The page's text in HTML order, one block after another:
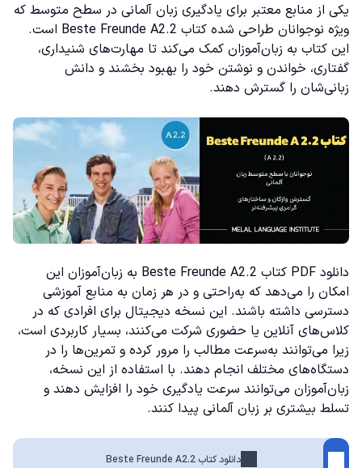
یکی از منابع معتبر برای یادگیری زبان آلمانی در سطح متوسط که
ویژه نوجوانان طراحی شده کتاب Beste Freunde A2.2 است.
این کتاب به زبان‌آموزان کمک می‌کند تا مهارت‌های شنیداری،
گفتاری، خواندن و نوشتن خود را بهبود بخشند و دانش
زبانی‌شان را گسترش دهند.
دانلود PDF کتاب Beste Freunde A2.2 به زبان‌آموزان این
امکان را می‌دهد که به‌راحتی و در هر زمان به منابع آموزشی
دسترسی داشته باشند. این نسخه دیجیتال برای افرادی که در
کلاس‌های آنلاین یا حضوری شرکت می‌کنند، بسیار کاربردی است،
زیرا می‌توانند به‌سرعت مطالب را مرور کرده و تمرین‌ها را در
دستگاه‌های مختلف انجام دهند. با استفاده از این نسخه،
زبان‌آموزان می‌توانند سرعت یادگیری خود را افزایش دهند و
تسلط بیشتری بر زبان آلمانی پیدا کنند.
دانلود کتاب Beste Freunde A2.2